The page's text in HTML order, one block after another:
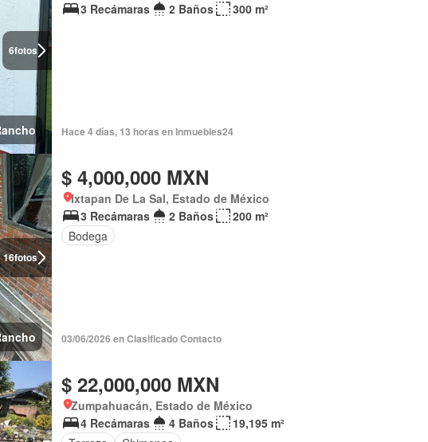
6fotos
3 Recámaras
2 Baños 300 m²
Hace 4 días, 13 horas en Inmuebles24
16fotos
$ 4,000,000 MXN
Ixtapan De La Sal, Estado de México
3 Recámaras
2 Baños
200 m²
Bodega
03/06/2026 en Clasificado Contacto
$ 22,000,000 MXN
Zumpahuacán, Estado de México
4 Recámaras
4 Baños
19,195 m²